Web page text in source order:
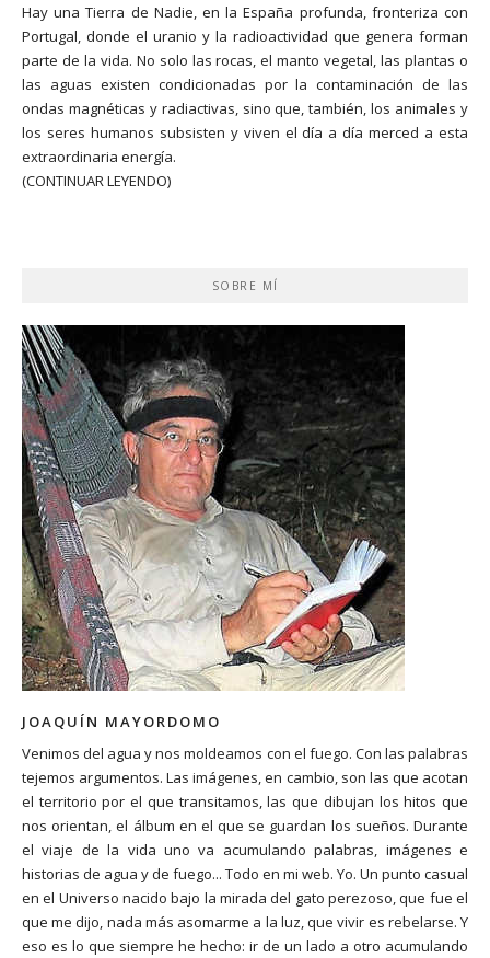
Hay una Tierra de Nadie, en la España profunda, fronteriza con
Portugal, donde el uranio y la radioactividad que genera forman
parte de la vida. No solo las rocas, el manto vegetal, las plantas o
las aguas existen condicionadas por la contaminación de las
ondas magnéticas y radiactivas, sino que, también, los animales y
los seres humanos subsisten y viven el día a día merced a esta
extraordinaria energía.
(CONTINUAR LEYENDO)
SOBRE MÍ
JOAQUÍN MAYORDOMO
Venimos del agua y nos moldeamos con el fuego. Con las palabras
tejemos argumentos. Las imágenes, en cambio, son las que acotan
el territorio por el que transitamos, las que dibujan los hitos que
nos orientan, el álbum en el que se guardan los sueños. Durante
el viaje de la vida uno va acumulando palabras, imágenes e
historias de agua y de fuego... Todo en mi web. Yo. Un punto casual
en el Universo nacido bajo la mirada del gato perezoso, que fue el
que me dijo, nada más asomarme a la luz, que vivir es rebelarse. Y
eso es lo que siempre he hecho: ir de un lado a otro acumulando